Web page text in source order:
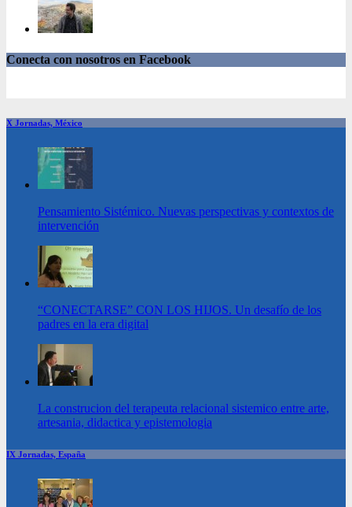
Conecta con nosotros en Facebook
X Jornadas, México
Pensamiento Sistémico. Nuevas perspectivas y contextos de
intervención
“CONECTARSE” CON LOS HIJOS. Un desafío de los
padres en la era digital
La construcion del terapeuta relacional sistemico entre arte,
artesania, didactica y epistemologia
IX Jornadas, España